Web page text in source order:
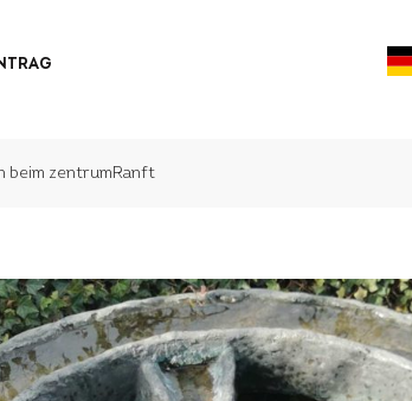
beim zentrumRanft